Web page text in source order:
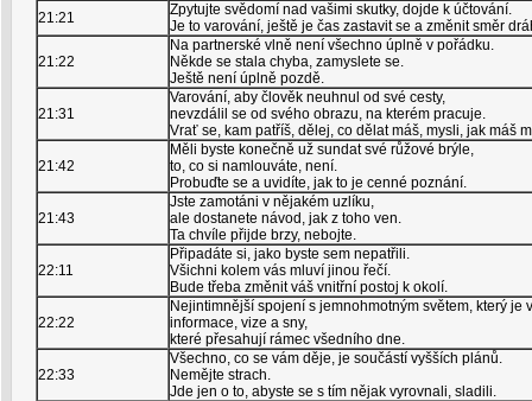
21:21
Zpytujte svědomí nad vašimi skutky, dojde k účtování.
Je to varování, ještě je čas zastavit se a změnit směr
21:22
Na partnerské vlně není všechno úplně v pořádku.
Někde se stala chyba, zamyslete se.
Ještě není úplně pozdě.
21:31
Varování, aby člověk neuhnul od své cesty,
nevzdálil se od svého obrazu, na kterém pracuje.
Vrať se, kam patříš, dělej, co dělat máš, mysli, jak máš
21:42
Měli byste konečně už sundat své růžové brýle,
to, co si namlouváte, není.
Probuďte se a uvidíte, jak to je cenné poznání.
21:43
Jste zamotáni v nějakém uzlíku,
ale dostanete návod, jak z toho ven.
Ta chvíle přijde brzy, nebojte.
22:11
Připadáte si, jako byste sem nepatřili.
Všichni kolem vás mluví jinou řečí.
Bude třeba změnit váš vnitřní postoj k okolí.
22:22
Nejintimnější spojení s jemnohmotným světem, který je
informace, vize a sny,
které přesahují rámec všedního dne.
22:33
Všechno, co se vám děje, je součástí vyšších plánů.
Nemějte strach.
Jde jen o to, abyste se s tím nějak vyrovnali, sladili.